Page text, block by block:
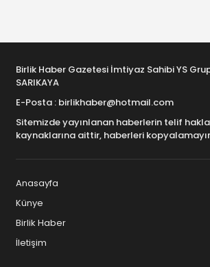
Birlik Haber Gazetesi İmtiyaz Sahibi YS
SARIKAYA
E-Posta : birlikhaber@hotmail.com
Sitemizde yayınlanan haberlerin telif
kaynaklarına aittir, haberleri
Anasayfa
Künye
Birlik Haber
İletişim